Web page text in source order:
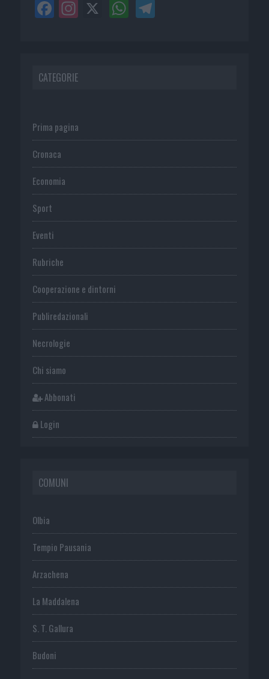
CATEGORIE
Prima pagina
Cronaca
Economia
Sport
Eventi
Rubriche
Cooperazione e dintorni
Publiredazionali
Necrologie
Chi siamo
Abbonati
Login
COMUNI
Olbia
Tempio Pausania
Arzachena
La Maddalena
S. T. Gallura
Budoni